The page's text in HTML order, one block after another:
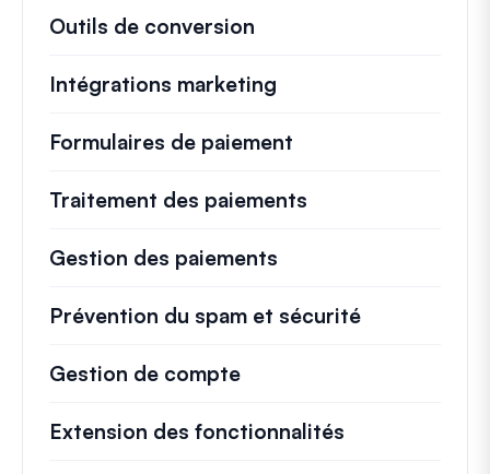
Outils de conversion
Intégrations marketing
Formulaires de paiement
Traitement des paiements
Gestion des paiements
Prévention du spam et sécurité
Gestion de compte
Extension des fonctionnalités